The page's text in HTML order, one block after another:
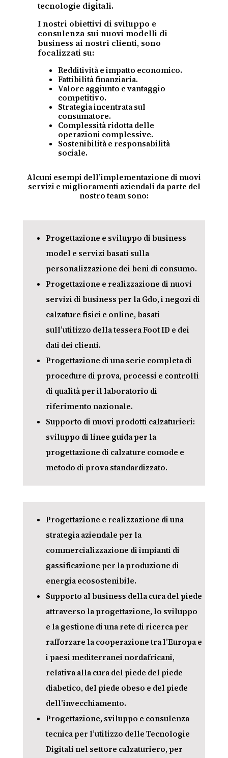
tecnologie digitali.
I nostri obiettivi di sviluppo e
consulenza sui nuovi modelli di
business ai nostri clienti, sono
focalizzati su:
Redditività e impatto economico.
Fattibilità finanziaria.
Valore aggiunto e vantaggio
competitivo.
Strategia incentrata sul
consumatore.
Complessità ridotta delle
operazioni complessive.
Sostenibilità e responsabilità
sociale.
Alcuni esempi dell’implementazione di nuovi
servizi e miglioramenti aziendali da parte del
nostro team sono:
Progettazione e sviluppo di business
model e servizi basati sulla
personalizzazione dei beni di consumo.
Progettazione e realizzazione di nuovi
servizi di business per la Gdo, i negozi di
calzature fisici e online, basati
sull’utilizzo della tessera Foot ID e dei
dati dei clienti.
Progettazione di una serie completa di
procedure di prova, processi e controlli
di qualità per il laboratorio di
riferimento nazionale.
Supporto di nuovi prodotti calzaturieri:
sviluppo di linee guida per la
progettazione di calzature comode e
metodo di prova standardizzato.
Progettazione e realizzazione di una
strategia aziendale per la
commercializzazione di impianti di
gassificazione per la produzione di
energia ecosostenibile.
Supporto al business della cura del piede
attraverso la progettazione, lo sviluppo
e la gestione di una rete di ricerca per
rafforzare la cooperazione tra l’Europa e
i paesi mediterranei nordafricani,
relativa alla cura del piede del piede
diabetico, del piede obeso e del piede
dell’invecchiamento.
Progettazione, sviluppo e consulenza
tecnica per l’utilizzo delle Tecnologie
Digitali nel settore calzaturiero, per